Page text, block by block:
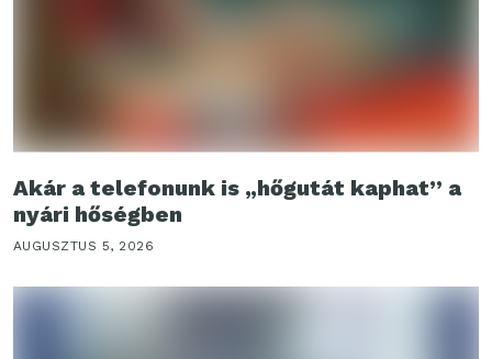
Akár a telefonunk is „hőgutát kaphat” a
nyári hőségben
AUGUSZTUS 5, 2026